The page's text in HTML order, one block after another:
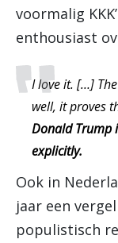
voormalig
enthousiast
I love it. […]
well, it proves
Donald Trump
explicitly.
Ook in
jaar een
populistisch